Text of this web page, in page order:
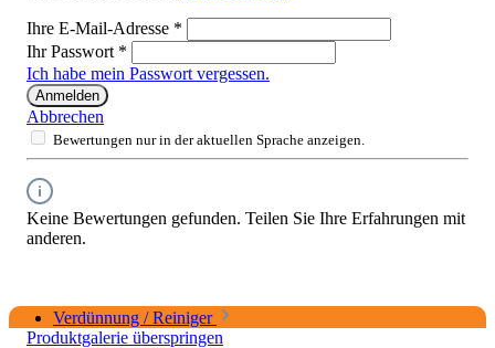
Ihre E-Mail-Adresse *
Ihr Passwort *
Ich habe mein Passwort vergessen.
Anmelden
Abbrechen
Bewertungen nur in der aktuellen Sprache anzeigen.
Keine Bewertungen gefunden. Teilen Sie Ihre Erfahrungen mit
anderen.
Verdünnung / Reiniger
Produktgalerie überspringen